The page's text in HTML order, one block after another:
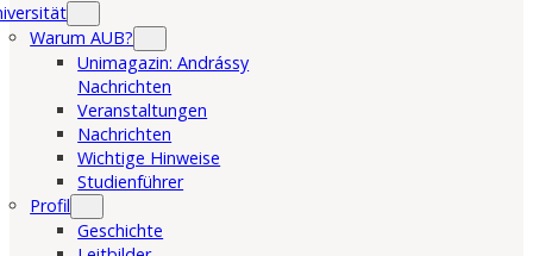
Warum AUB?
Unimagazin: Andrássy
Nachrichten
Veranstaltungen
Nachrichten
Wichtige Hinweise
Studienführer
Profil
Geschichte